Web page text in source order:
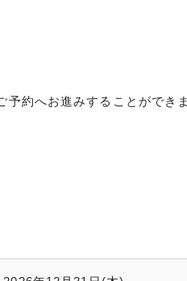
約へお進みすることができま